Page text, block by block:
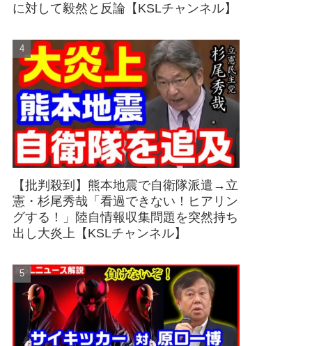
に対して毅然と反論【KSLチャンネル】
【批判殺到】熊本地震で自衛隊派遣→立
憲・杉尾秀哉「看過できない！ヒアリン
グする！」陸自情報収集問題を突然持ち
出し大炎上【KSLチャンネル】